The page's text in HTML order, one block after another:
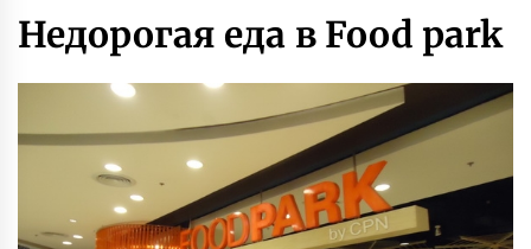
Недорогая еда в Food park